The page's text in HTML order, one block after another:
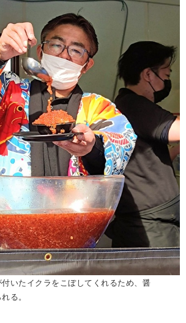
いたイクラをこぼしてくれるため、醤
る。